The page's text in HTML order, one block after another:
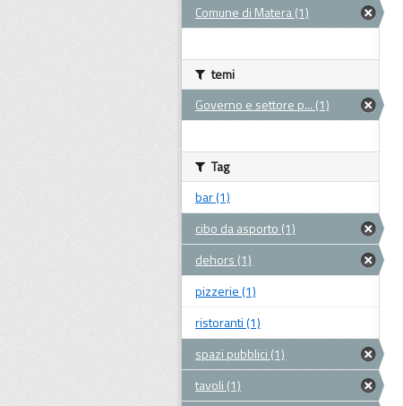
Comune di Matera (1)
temi
Governo e settore p... (1)
Tag
bar (1)
cibo da asporto (1)
dehors (1)
pizzerie (1)
ristoranti (1)
spazi pubblici (1)
tavoli (1)